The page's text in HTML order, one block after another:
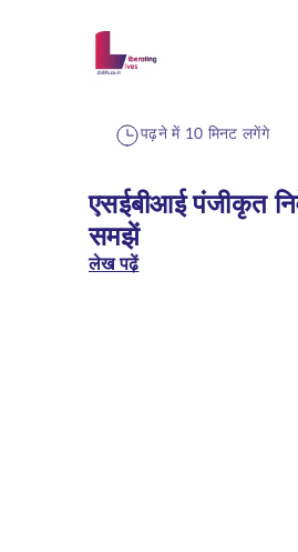
पढ़ने में 10 मिनट लगेंगे
एसईबीआई पंजीकृत
समझें
लेख पढ़ें